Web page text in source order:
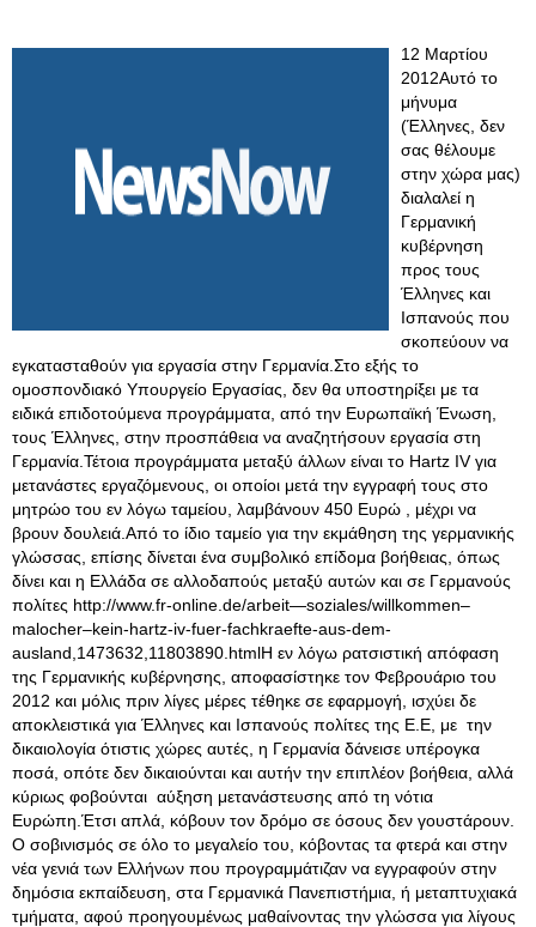
12 Μαρτίου
2012Αυτό το
μήνυμα
(Έλληνες, δεν
σας θέλουμε
στην χώρα μας)
διαλαλεί η
Γερμανική
κυβέρνηση
προς τους
Έλληνες και
Ισπανούς που
σκοπεύουν να
εγκατασταθούν για εργασία στην Γερμανία.Στο εξής το
ομοσπονδιακό Υπουργείο Εργασίας, δεν θα υποστηρίξει με τα
ειδικά επιδοτούμενα προγράμματα, από την Ευρωπαϊκή Ένωση,
τους Έλληνες, στην προσπάθεια να αναζητήσουν εργασία στη
Γερμανία.Τέτοια προγράμματα μεταξύ άλλων είναι το Hartz IV για
μετανάστες εργαζόμενους, οι οποίοι μετά την εγγραφή τους στο
μητρώο του εν λόγω ταμείου, λαμβάνουν 450 Ευρώ , μέχρι να
βρουν δουλειά.Από το ίδιο ταμείο για την εκμάθηση της γερμανικής
γλώσσας, επίσης δίνεται ένα συμβολικό επίδομα βοήθειας, όπως
δίνει και η Ελλάδα σε αλλοδαπούς μεταξύ αυτών και σε Γερμανούς
πολίτες http://www.fr-online.de/arbeit—soziales/willkommen–
malocher–kein-hartz-iv-fuer-fachkraefte-aus-dem-
ausland,1473632,11803890.htmlΗ εν λόγω ρατσιστική απόφαση
της Γερμανικής κυβέρνησης, αποφασίστηκε τον Φεβρουάριο του
2012 και μόλις πριν λίγες μέρες τέθηκε σε εφαρμογή, ισχύει δε
αποκλειστικά για Έλληνες και Ισπανούς πολίτες της Ε.Ε, με την
δικαιολογία ότιστις χώρες αυτές, η Γερμανία δάνεισε υπέρογκα
ποσά, οπότε δεν δικαιούνται και αυτήν την επιπλέον βοήθεια, αλλά
κύριως φοβούνται αύξηση μετανάστευσης από τη νότια
Ευρώπη.Έτσι απλά, κόβουν τον δρόμο σε όσους δεν γουστάρουν
Ο σοβινισμός σε όλο το μεγαλείο του, κόβοντας τα φτερά και στην
νέα γενιά των Ελλήνων που προγραμμάτιζαν να εγγραφούν στην
δημόσια εκπαίδευση, στα Γερμανικά Πανεπιστήμια, ή μεταπτυχιακά
τμήματα, αφού προηγουμένως μαθαίνοντας την γλώσσα για λίγους